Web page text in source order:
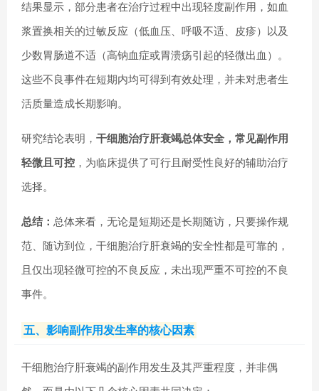
结果显示，部分患者在治疗过程中出现轻度副作用，如血
浆置换相关的过敏反应（低血压、呼吸不适、皮疹）以及
少数胃肠道不适（高钠血症或胃溃疡引起的轻微出血）。
这些不良事件在短期内均可得到有效处理，并未对患者生
活质量造成长期影响。
研究结论表明， 干细胞治疗肝衰竭总体安全，常见副作用
轻微且可控 ，为临床提供了可行且耐受性良好的辅助治疗
选择。
总结： 总体来看，无论是短期还是长期随访，只要操作规
范、随访到位，干细胞治疗肝衰竭的安全性都是可靠的，
且仅出现轻微可控的不良反应，未出现严重不可控的不良
事件。
五、影响副作用发生率的核心因素
干细胞治疗肝衰竭的副作用发生及其严重程度，并非偶